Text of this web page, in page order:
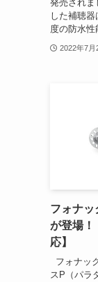
発売されま
した補聴
度の防水
2022年7月
フォナッ
が登場！
応】
フォナッ
スP（パラ